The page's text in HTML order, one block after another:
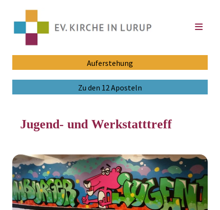
Auferstehung
Zu den 12 Aposteln
Jugend- und Werkstatttreff